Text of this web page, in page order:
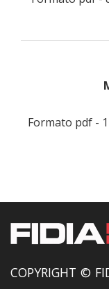
Formato pdf -
COPYRIGHT ©